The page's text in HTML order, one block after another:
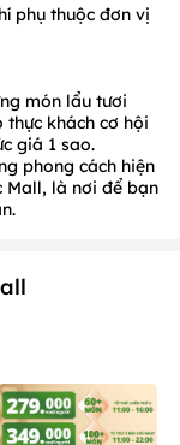
phụ thuộc đơn vị
món lẩu tươi
thực khách cơ hội
giá 1 sao.
phong cách hiện
Mall, là nơi để bạn